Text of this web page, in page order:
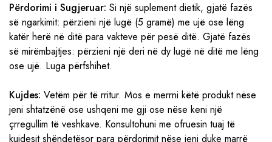
Përdorimi i Sugjeruar: Si një suplement dietik, gjatë fazës
së ngarkimit: përzieni një lugë (5 gramë) me ujë ose lëng
katër herë në ditë para vakteve për pesë ditë. Gjatë fazës
së mirëmbajtjes: përzieni një deri në dy lugë në ditë me lëng
ose ujë. Luga përfshihet.
Kujdes: Vetëm për të rritur. Mos e merrni këtë produkt nëse
jeni shtatzënë ose ushqeni me gji ose nëse keni një
çrregullim të veshkave. Konsultohuni me ofruesin tuaj të
kujdesit shëndetësor para përdorimit nëse jeni duke marrë